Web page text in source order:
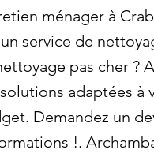
ménager à
service de
pas cher ?
adaptées à
Demandez un
!.